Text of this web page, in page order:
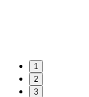
1
2
3